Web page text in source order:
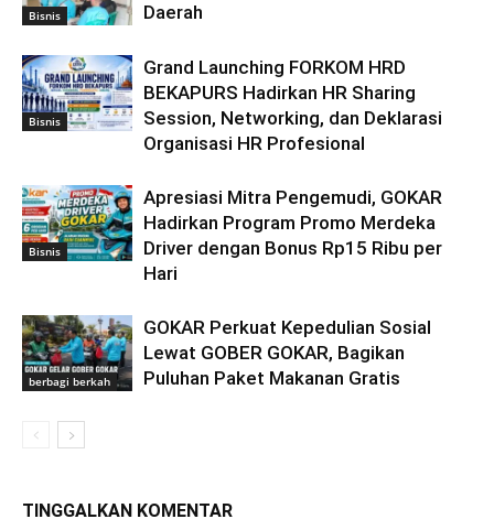
Bisnis
Daerah
Bisnis
Grand Launching FORKOM HRD
BEKAPURS Hadirkan HR Sharing
Session, Networking, dan Deklarasi
Organisasi HR Profesional
Bisnis
Apresiasi Mitra Pengemudi, GOKAR
Hadirkan Program Promo Merdeka
Driver dengan Bonus Rp15 Ribu per
Hari
berbagi berkah
GOKAR Perkuat Kepedulian Sosial
Lewat GOBER GOKAR, Bagikan
Puluhan Paket Makanan Gratis
TINGGALKAN KOMENTAR